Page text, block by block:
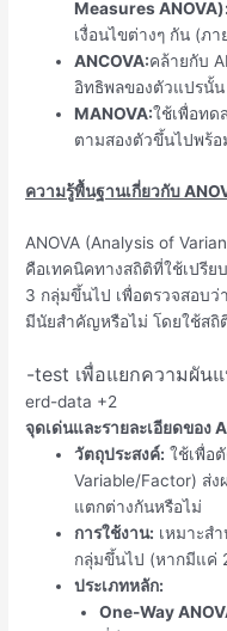
Measures
เงื่อนไขต่างๆ กัน (ภ
ANCOVA:คล้ายกับ
อิทธิพลของตัวแปรนั้น
MANOVA:ใช้เพื่อทด
ตามสองตัวขึ้นไปพร้อ
ความรู้พื้นฐานเกี่ยวกับ
ANOVA (Analysis of
คือเทคนิคทางสถิติที่ใช้เปรีย
3 กลุ่มขึ้นไป เพื่อตรวจสอบว่
มีนัยสำคัญหรือไม่ โดยใช้สถิ
-test เพื่อแยกความผัน
erd-data +2
จุดเด่นและรายละเอียดของ
วัตถุประสงค์: ใช้เพื่อ
Variable/Factor) ส่
แตกต่างกันหรือไม่
การใช้งาน: เหมาะส
กลุ่มขึ้นไป (หากมีแค่
ประเภทหลัก:
One-Way